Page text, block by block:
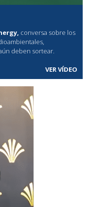
conversa sobre los
deben sortear.
VER VÍDEO